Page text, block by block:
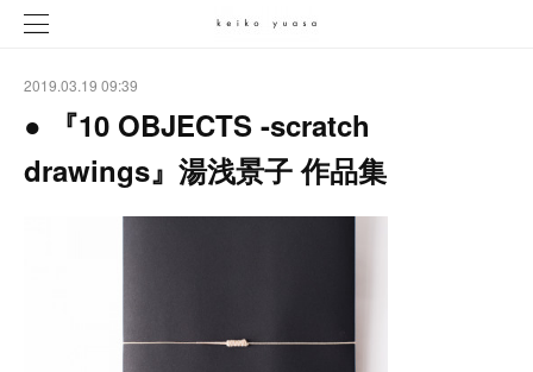
2019.03.19 09:39
● 『10 OBJECTS -scratch
drawings』湯浅景子 作品集